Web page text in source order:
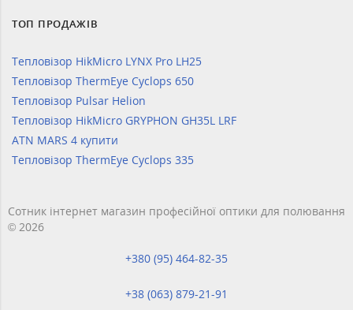
ТОП ПРОДАЖІВ
Тепловізор HikMicro LYNX Pro LH25
Тепловізор ThermEye Cyclops 650
Тепловізор Pulsar Helion
Тепловізор HikMicro GRYPHON GH35L LRF
ATN MARS 4 купити
Тепловізор ThermEye Cyclops 335
Сотник інтернет магазин професійної оптики для полювання
© 2026
+380 (95) 464-82-35
+38 (063) 879-21-91